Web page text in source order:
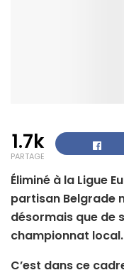
1.7k
PARTAGE
Éliminé à la Ligue
partisan Belgrade
désormais que de
championnat local.
C’est dans ce